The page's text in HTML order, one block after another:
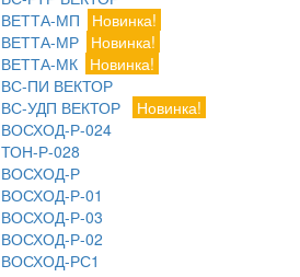
ВЕТТА-МП
Новинка!
ВЕТТА-МР Новинка!
ВЕТТА-МК Новинка!
ВС-ПИ ВЕКТОР
ВС-УДП ВЕКТОР
Новинка!
ВОСХОД-Р-024
ТОН-Р-028
ВОСХОД-Р
ВОСХОД-Р-01
ВОСХОД-Р-03
ВОСХОД-Р-02
ВОСХОД-РС1